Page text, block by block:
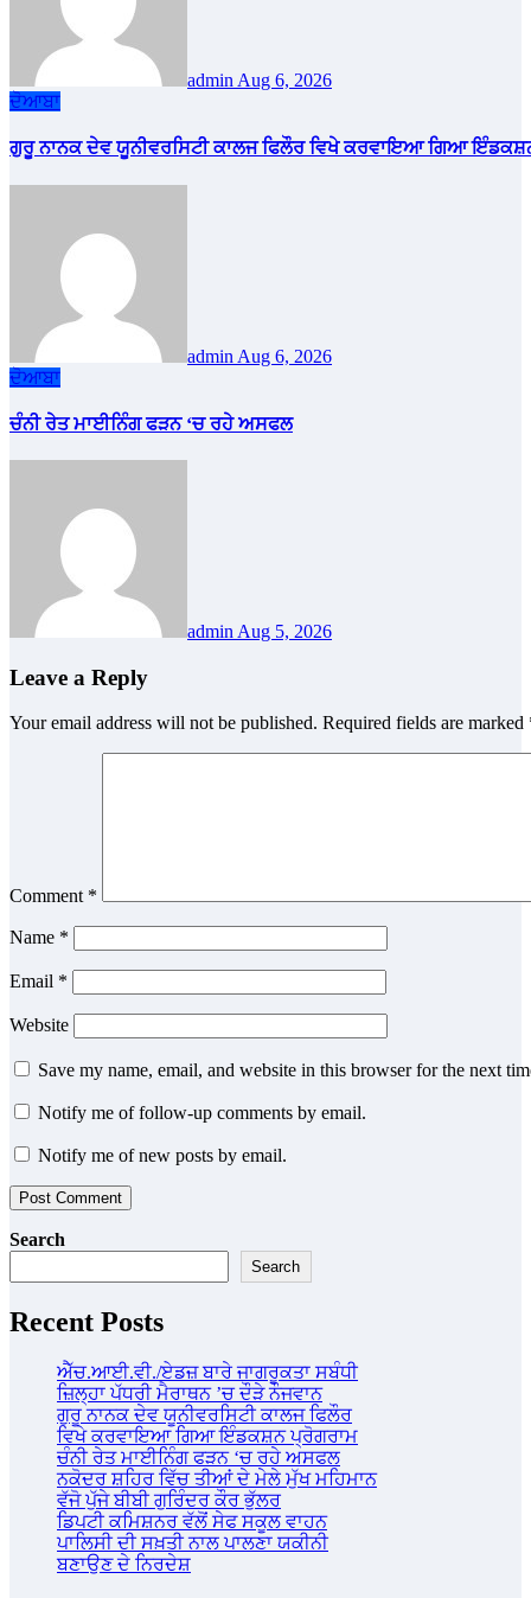
admin Aug 6, 2026
ਦੋਆਬਾ
ਗੁਰੂ ਨਾਨਕ ਦੇਵ ਯੂਨੀਵਰਸਿਟੀ ਕਾਲਜ ਫਿਲੌਰ ਵਿਖੇ ਕਰਵਾਇਆ ਗਿਆ
admin Aug 6, 2026
ਦੋਆਬਾ
ਚੰਨੀ ਰੇਤ ਮਾਈਨਿੰਗ ਫੜਨ ‘ਚ ਰਹੇ ਅਸਫਲ
admin Aug 5, 2026
Leave a Reply
Your email address will not be published. Required fields are marked
Comment *
Name *
Email *
Website
Save my name, email, and website in this browser for the next
Notify me of follow-up comments by email.
Notify me of new posts by email.
Search
Search
Recent Posts
ਐੱਚ.ਆਈ.ਵੀ./ਏਡਜ਼ ਬਾਰੇ ਜਾਗਰੂਕਤਾ ਸਬੰਧੀ
ਜ਼ਿਲ੍ਹਾ ਪੱਧਰੀ ਮੈਰਾਥਨ ’ਚ ਦੌੜੇ ਨੌਜਵਾਨ
ਗੁਰੂ ਨਾਨਕ ਦੇਵ ਯੂਨੀਵਰਸਿਟੀ ਕਾਲਜ ਫਿਲੌਰ
ਵਿਖੇ ਕਰਵਾਇਆ ਗਿਆ ਇੰਡਕਸ਼ਨ ਪ੍ਰੋਗਰਾਮ
ਚੰਨੀ ਰੇਤ ਮਾਈਨਿੰਗ ਫੜਨ ‘ਚ ਰਹੇ ਅਸਫਲ
ਨਕੋਦਰ ਸ਼ਹਿਰ ਵਿੱਚ ਤੀਆਂ ਦੇ ਮੇਲੇ ਮੁੱਖ ਮਹਿਮਾਨ
ਵੱਜੋ ਪੁੱਜੇ ਬੀਬੀ ਗੁਰਿੰਦਰ ਕੌਰ ਭੁੱਲਰ
ਡਿਪਟੀ ਕਮਿਸ਼ਨਰ ਵੱਲੋਂ ਸੇਫ ਸਕੂਲ ਵਾਹਨ
ਪਾਲਿਸੀ ਦੀ ਸਖ਼ਤੀ ਨਾਲ ਪਾਲਣਾ ਯਕੀਨੀ
ਬਣਾਉਣ ਦੇ ਨਿਰਦੇਸ਼